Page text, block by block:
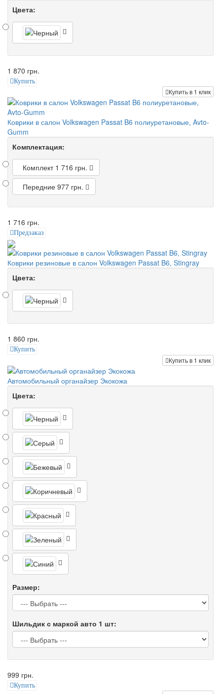
Цвета:
1 870 грн.
Купить
Купить в 1 клик
Коврики в салон Volkswagen Passat B6 полиуретановые, Avto-
Gumm
Комплектация:
Комплект 1 716 грн.
Передние 977 грн.
1 716 грн.
Предзаказ
Коврики резиновые в салон Volkswagen Passat B6, Stingray
Цвета:
1 860 грн.
Купить
Купить в 1 клик
Автомобильный органайзер Экокожа
Цвета:
Размер:
Шильдик с маркой авто 1 шт:
999 грн.
Купить